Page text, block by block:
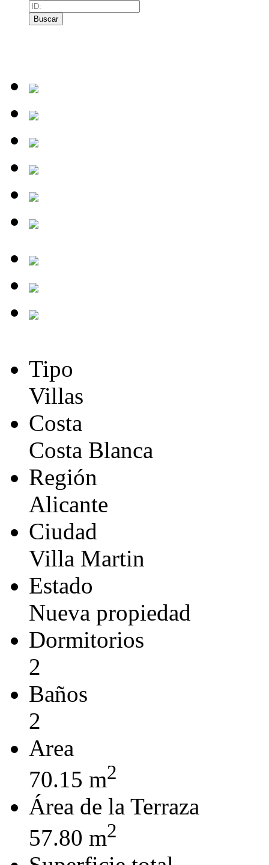
Buscar
Tipo
Villas
Costa
Costa Blanca
Región
Alicante
Ciudad
Villa Martin
Estado
Nueva propiedad
Dormitorios
2
Baños
2
Area
70.15 m2
Área de la Terraza
57.80 m2